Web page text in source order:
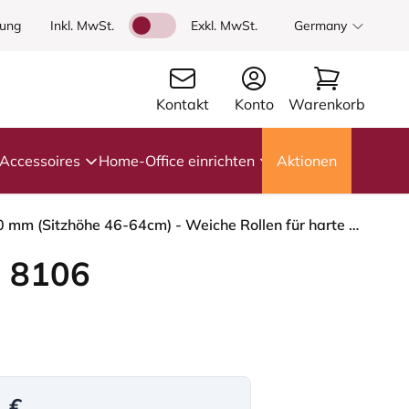
Inkl. MwSt. Exkl. MwSt. Germany
Kontakt Konto Warenkorb
Accessoires Home-Office einrichten Aktionen
HÅG Capisco 8106 - Select (Gabriel) - Wolle / Polyamid - SC64213 - Light blush - Moss Grey - 200 mm (Sitzhöhe 46-64cm) - Weiche Rollen für harte Böden
8106